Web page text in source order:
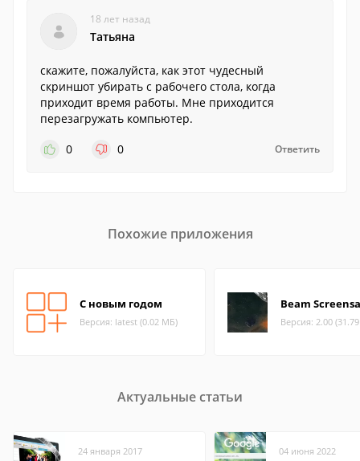
18 лет назад
Татьяна
скажите, пожалуйста, как этот чудесный
скриншот убирать с рабочего стола, когда
приходит время работы. Мне приходится
перезагружать компьютер.
0
0 Ответить
Похожие приложения
С новым годом
Версия: latest (0.02 МБ)
Beam
Версия: 2.00
Актуальные статьи
24 января 2017 04 июня 2022